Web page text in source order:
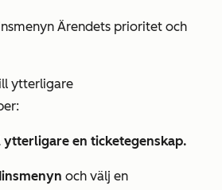
Ärendets prioritet och
ytterligare
ytterligare en ticketegenskap.
och välj en